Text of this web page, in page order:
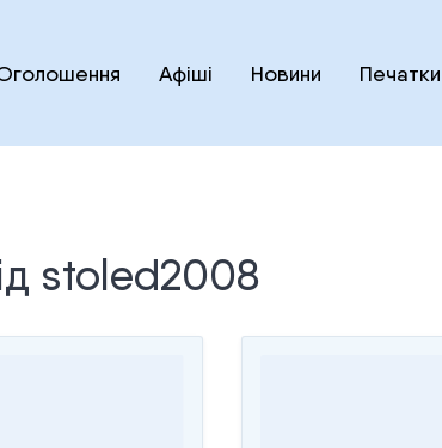
Афіші Новини Печатки
stoled2008